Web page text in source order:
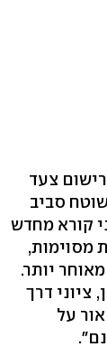
צעד
סביב
קורא מחדש
מסוימות,
יותר.
ציוני דרך
על